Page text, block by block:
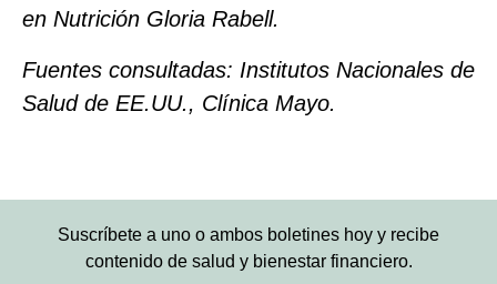
en Nutrición Gloria Rabell.
Fuentes consultadas: Institutos Nacionales de
Salud de EE.UU., Clínica Mayo.
Suscríbete a uno o ambos boletines hoy y recibe
contenido de salud y bienestar financiero.